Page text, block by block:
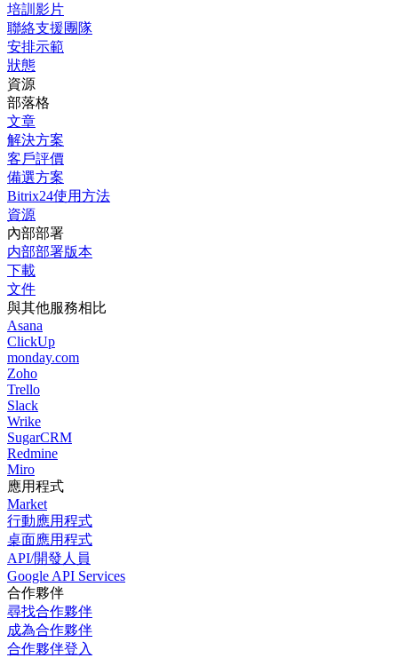
培訓影片
聯絡支援團隊
安排示範
狀態
資源
部落格
文章
解決方案
客戶評價
備選方案
Bitrix24使用方法
資源
內部部署
内部部署版本
下載
文件
與其他服務相比
Asana
ClickUp
monday.com
Zoho
Trello
Slack
Wrike
SugarCRM
Redmine
Miro
應用程式
Market
行動應用程式
桌面應用程式
API/開發人員
Google API Services
合作夥伴
尋找合作夥伴
成為合作夥伴
合作夥伴登入